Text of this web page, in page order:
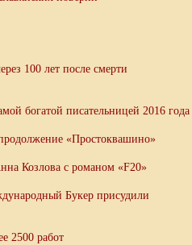
100 лет после смерти
богатой писательницей 2016 года
«Простоквашино»
Козлова с романом «F20»
Букер присудили
2500 работ